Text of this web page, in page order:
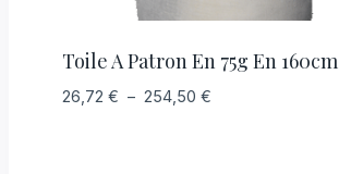
Toile A Patron En 75g En 160cm
26,72 € – 254,50 €Plage